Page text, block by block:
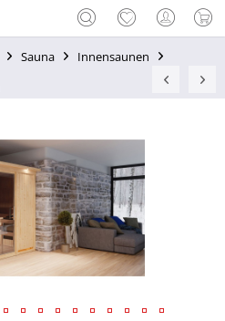
Sauna
Innensaunen